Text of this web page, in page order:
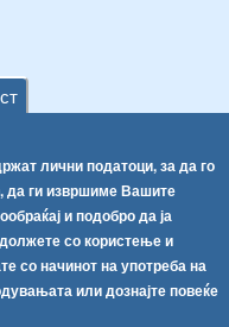
лични податоци, за да го
да ги извршиме Вашите
и подобро да ја
со користење и
со начинот на употреба на
или дознајте повеќе